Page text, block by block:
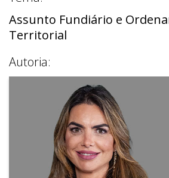
Assunto Fundiário e
Territorial
Autoria: